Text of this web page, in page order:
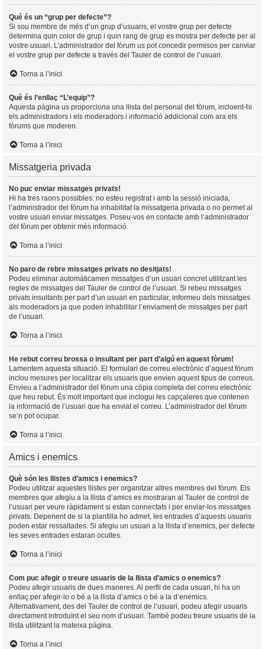
Què és un “grup per defecte”?
Si sou membre de més d’un grup d’usuaris, el vostre grup per defecte
determina quin color de grup i quin rang de grup es mostra per defecte per al
vostre usuari. L’administrador del fòrum us pot concedir permisos per canviar
el vostre grup per defecte a través del Tauler de control de l’usuari.
Torna a l’inici
Què és l’enllaç “L’equip”?
Aquesta pàgina us proporciona una llista del personal del fòrum, incloent-hi
els administradors i els moderadors i informació addicional com ara els
fòrums que moderen.
Torna a l’inici
Missatgeria privada
No puc enviar missatges privats!
Hi ha tres raons possibles: no esteu registrat i amb la sessió iniciada,
l’administrador del fòrum ha inhabilitat la missatgeria privada o no permet al
vostre usuari enviar missatges. Poseu-vos en contacte amb l’administrador
del fòrum per obtenir més informació.
Torna a l’inici
No paro de rebre missatges privats no desitjats!
Podeu eliminar automàticamen missatges d’un usuari concret utilitzant les
regles de missatges del Tauler de control de l’usuari. Si rebeu missatges
privats insultants per part d’un usuari en particular, informeu dels missatges
als moderadors ja que poden inhabilitar l’enviament de missatges per part
de l’usuari.
Torna a l’inici
He rebut correu brossa o insultant per part d’algú en aquest fòrum!
Lamentem aquesta situació. El formulari de correu electrònic d’aquest fòrum
inclou mesures per localitzar els usuaris que envien aquest tipus de correus.
Envieu a l’administrador del fòrum una còpia completa del correu electrònic
que heu rebut. És molt important que inclogui les capçaleres que contenen
la informació de l’usuari que ha enviat el correu. L’administrador del fòrum
se’n pot ocupar.
Torna a l’inici
Amics i enemics
Què són les llistes d’amics i enemics?
Podeu utilitzar aquestes llistes per organitzar altres membres del fòrum. Els
membres que afegiu a la llista d’amics es mostraran al Tauler de control de
l’usuari per veure ràpidament si estan connectats i per enviar-los missatges
privats. Depenent de si la plantilla ho admet, les entrades d’aquests usuaris
poden estar ressaltades. Si afegiu un usuari a la llista d’enemics, per defecte
les seves entrades estaran ocultes.
Torna a l’inici
Com puc afegir o treure usuaris de la llista d’amics o enemics?
Podeu afegir usuaris de dues maneres. Al perfil de cada usuari, hi ha un
enllaç per afegir-lo o bé a la llista d’amics o bé a la d’enemics.
Alternativament, des del Tauler de control de l’usuari, podeu afegir usuaris
directament introduïnt el seu nom d’usuari. També podeu treure usuaris de la
llista utilitzant la mateixa pàgina.
Torna a l’inici